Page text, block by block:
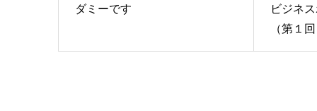
ダミーです
ビジネ
（第１